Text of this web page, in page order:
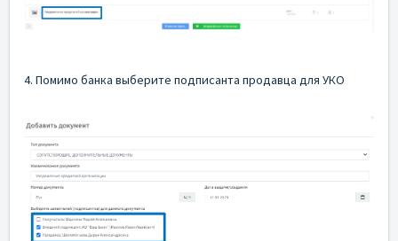
4. Помимо банка выберите подписанта продавца для УКО